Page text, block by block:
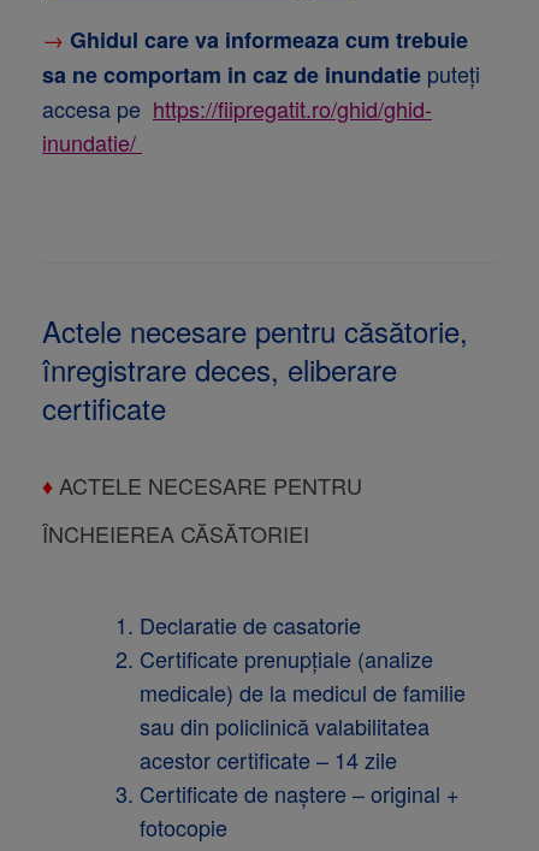
→ Ghidul care va informeaza cum trebuie
sa ne comportam in caz de inundatie puteți
accesa pe https://fiipregatit.ro/ghid/ghid-
inundatie/
Actele necesare pentru căsătorie,
înregistrare deces, eliberare
certificate
♦ ACTELE NECESARE PENTRU
ÎNCHEIEREA CĂSĂTORIEI
Declaratie de casatorie
Certificate prenupţiale (analize
medicale) de la medicul de familie
sau din policlinică valabilitatea
acestor certificate – 14 zile
Certificate de naştere – original +
fotocopie